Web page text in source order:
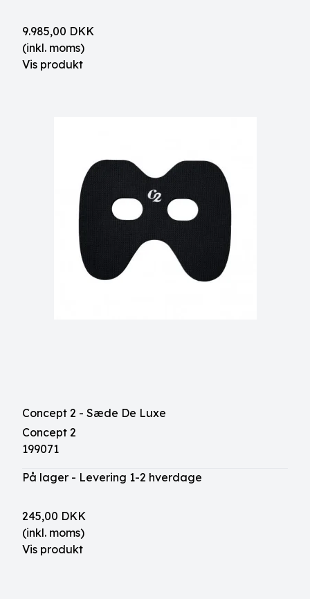
9.985,00 DKK
(inkl. moms)
Vis produkt
Concept 2 - Sæde De Luxe
Concept 2
199071
På lager - Levering 1-2 hverdage
245,00 DKK
(inkl. moms)
Vis produkt